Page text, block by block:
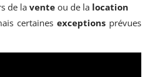
de la vente ou de la location
certaines exceptions prévues